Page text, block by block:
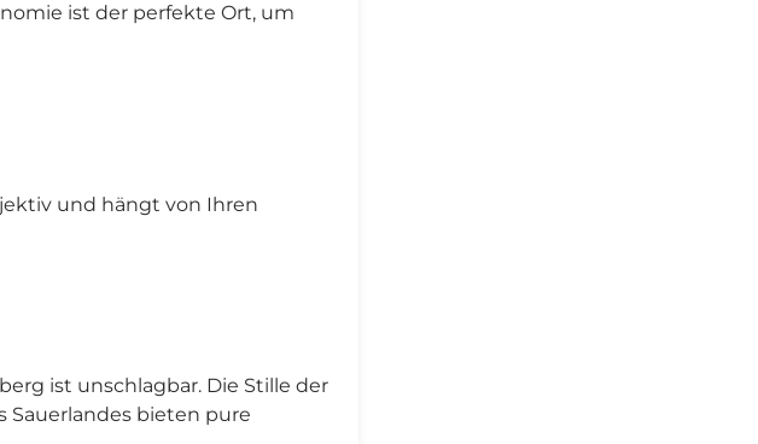
ist der perfekte Ort, um
und hängt von Ihren
ist unschlagbar. Die Stille der
Sauerlandes bieten pure